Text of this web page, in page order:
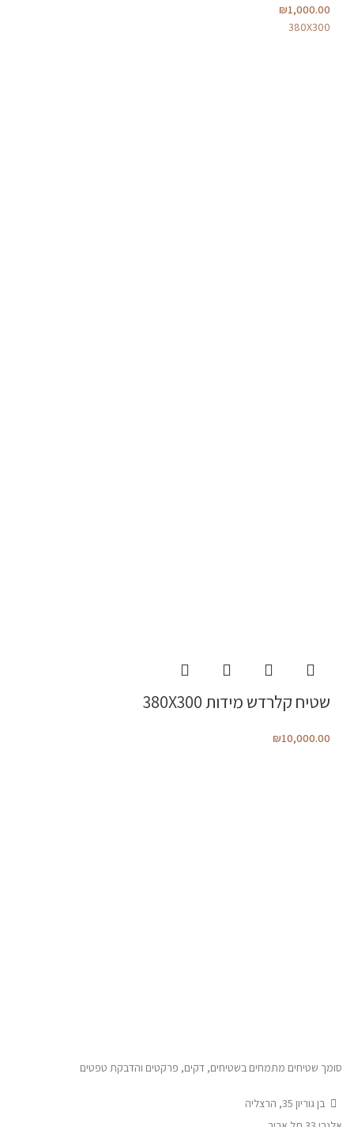
₪1,000.00
380X300
שטיח קלרדש מידות 380X300
₪10,000.00
סומך שטיחים מתמחים בשטיחים, דקים, פרקטים והדבקת טפטים
בן גוריון 35, הרצליה